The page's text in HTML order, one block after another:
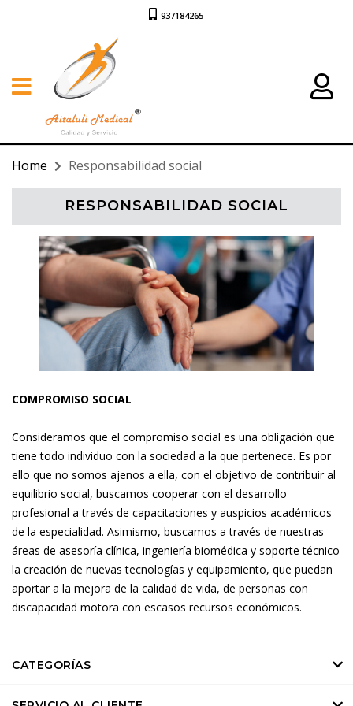
937184265
Home Responsabilidad social
RESPONSABILIDAD SOCIAL
COMPROMISO SOCIAL
Consideramos que el compromiso social es una obligación que
tiene todo individuo con la sociedad a la que pertenece. Es por
ello que no somos ajenos a ella, con el objetivo de contribuir al
equilibrio social, buscamos cooperar con el desarrollo
profesional a través de capacitaciones y auspicios académicos
de la especialidad. Asimismo, buscamos a través de nuestras
áreas de asesoría clínica, ingeniería biomédica y soporte técnico
la creación de nuevas tecnologías y equipamiento, que puedan
aportar a la mejora de la calidad de vida, de personas con
discapacidad motora con escasos recursos económicos.
CATEGORÍAS